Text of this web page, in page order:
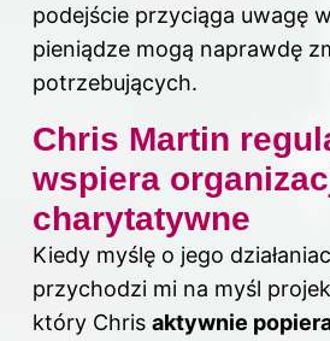
podejście przyciąga uwagę
pieniądze mogą naprawdę
potrzebujących.
Chris Martin
wspiera
charytatywne
Kiedy myślę o jego
przychodzi mi na myśl
który Chris aktywnie